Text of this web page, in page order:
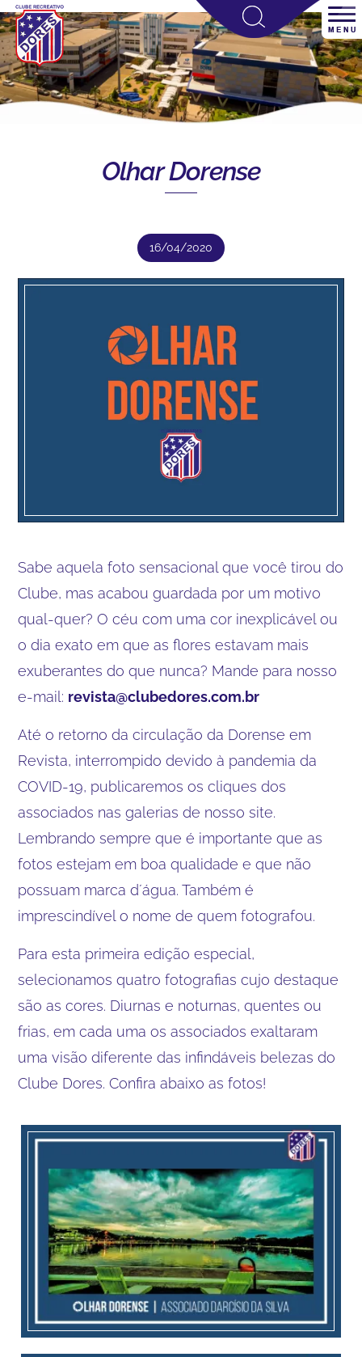
Olhar Dorense
16/04/2020
Sabe aquela foto sensacional que você tirou do
Clube, mas acabou guardada por um motivo
qual-quer? O céu com uma cor inexplicável ou
o dia exato em que as flores estavam mais
exuberantes do que nunca? Mande para nosso
e-mail: revista@clubedores.com.br
Até o retorno da circulação da Dorense em
Revista, interrompido devido à pandemia da
COVID-19, publicaremos os cliques dos
associados nas galerias de nosso site.
Lembrando sempre que é importante que as
fotos estejam em boa qualidade e que não
possuam marca d´água. Também é
imprescindível o nome de quem fotografou.
Para esta primeira edição especial,
selecionamos quatro fotografias cujo destaque
são as cores. Diurnas e noturnas, quentes ou
frias, em cada uma os associados exaltaram
uma visão diferente das infindáveis belezas do
Clube Dores. Confira abaixo as fotos!